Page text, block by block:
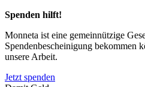
Spenden hilft!
Monneta ist eine gemeinnützige
Spendenbescheinigung bekommen
unsere Arbeit.
Jetzt spenden